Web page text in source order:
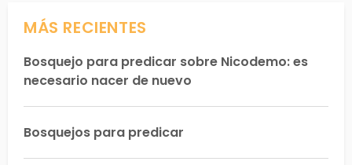
MÁS RECIENTES
Bosquejo para predicar sobre Nicodemo: es
necesario nacer de nuevo
Bosquejos para predicar